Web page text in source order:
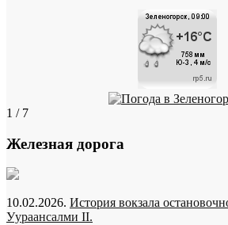
1 / 7
Железная дорога
10.02.2026. История вокзала
Уураансалми II.